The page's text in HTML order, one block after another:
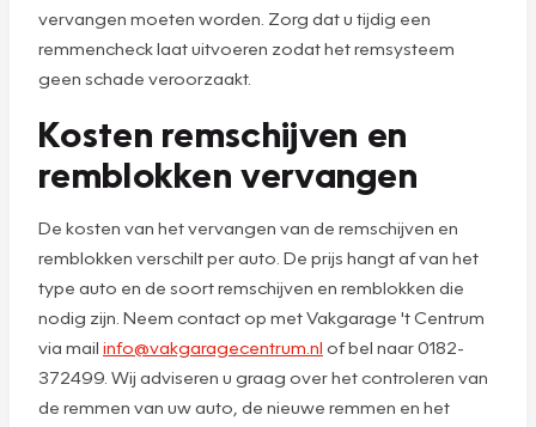
vervangen moeten worden. Zorg dat u tijdig een
remmencheck laat uitvoeren zodat het remsysteem
geen schade veroorzaakt.
Kosten remschijven en
remblokken vervangen
De kosten van het vervangen van de remschijven en
remblokken verschilt per auto. De prijs hangt af van het
type auto en de soort remschijven en remblokken die
nodig zijn. Neem contact op met Vakgarage 't Centrum
via mail info@vakgaragecentrum.nl of bel naar 0182-
372499. Wij adviseren u graag over het controleren van
de remmen van uw auto, de nieuwe remmen en het